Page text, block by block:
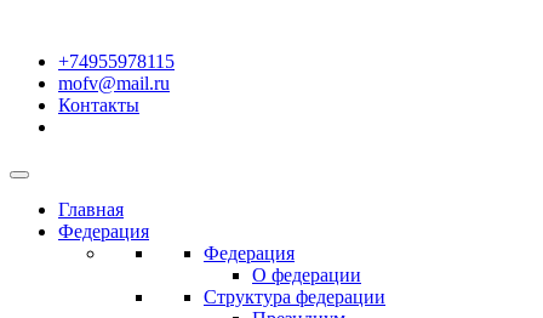
+74955978115
mofv@mail.ru
Контакты
Главная
Федерация
Федерация
О федерации
Структура федерации